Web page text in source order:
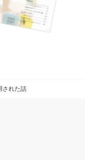
された話